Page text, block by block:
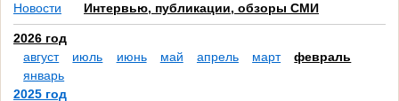
Новости Интервью, публикации, обзоры СМИ
2026 год
август
июль июнь май апрель март
февраль
январь
2025 год